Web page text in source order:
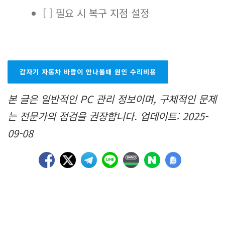
[ ] 필요 시 복구 지점 설정
갑자기 자동차 바람이 안나올때 원인 수리비용
본 글은 일반적인 PC 관리 정보이며, 구체적인 문제
는 전문가의 점검을 권장합니다. 업데이트: 2025-
09-08